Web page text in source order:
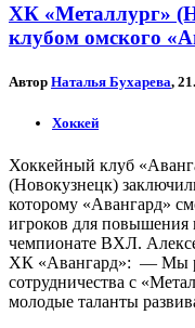
ХК «Металлург»
клубом омского
Автор Наталья Бухарева,
Хоккей
Хоккейный клуб
(Новокузнецк)
которому «Авангард»
игроков для повышения
чемпионате ВХЛ.
ХК «Авангард»: — Мы
сотрудничества с
молодые таланты